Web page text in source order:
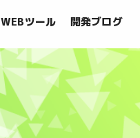
WEBツール 開発ブログ